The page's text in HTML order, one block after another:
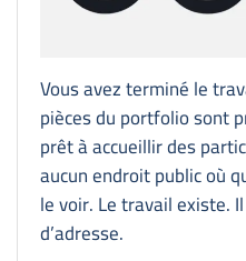
Vous avez terminé le
pièces du portfolio sont
prêt à accueillir des
aucun endroit public où
le voir. Le travail existe.
d’adresse.